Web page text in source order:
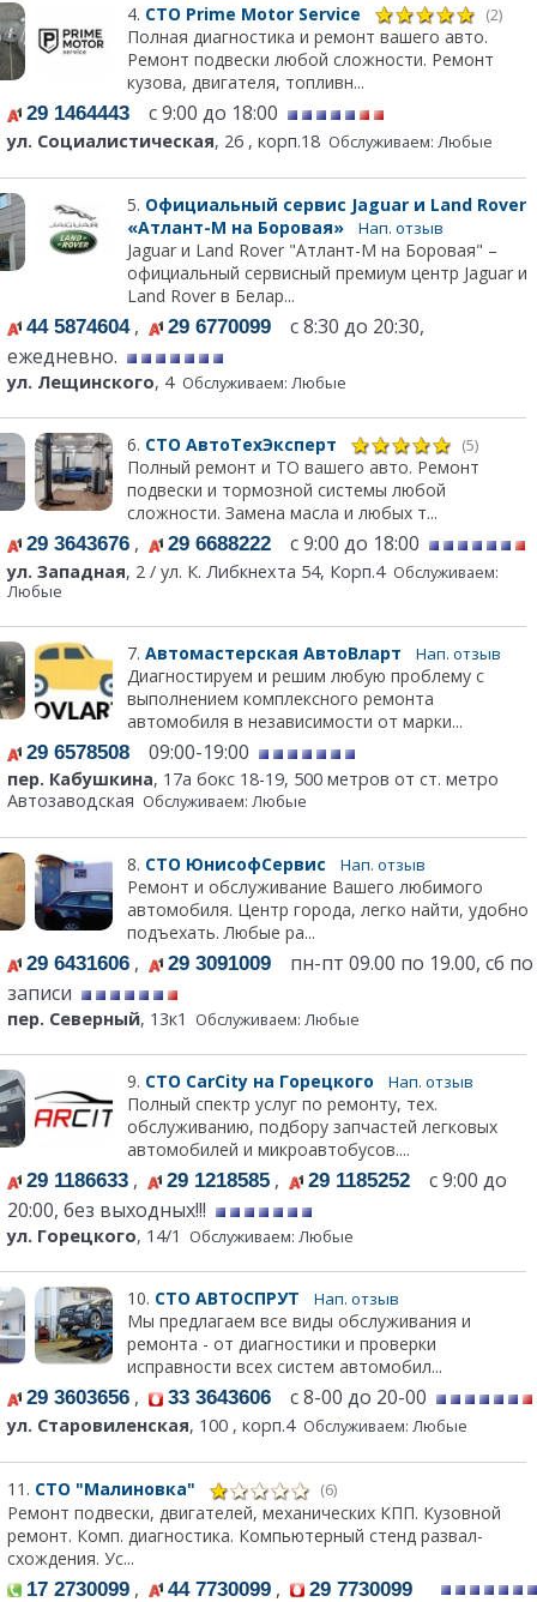
4. СТО Prime Motor Service (2)
Полная диагностика и ремонт вашего авто.
Ремонт подвески любой сложности. Ремонт
кузова, двигателя, топливн...
29 1464443 с 9:00 до 18:00
ул. Социалистическая, 26 , корп.18 Обслуживаем: Любые
5. Официальный сервис Jaguar и Land Rover
«Атлант-М на Боровая»
Нап. отзыв
Jaguar и Land Rover "Атлант-М на Боровая" –
официальный сервисный премиум центр Jaguar и
Land Rover в Белар...
44 5874604, 29 6770099 с 8:30 до 20:30,
ежедневно.
ул. Лещинского, 4 Обслуживаем: Любые
6. СТО АвтоТехЭксперт (5)
Полный ремонт и ТО вашего авто. Ремонт
подвески и тормозной системы любой
сложности. Замена масла и любых т...
29 3643676 , 29 6688222 с 9:00 до 18:00
ул. Западная, 2 / ул. К. Либкнехта 54, Корп.4 Обслуживаем:
Любые
7. Автомастерская АвтоВларт Нап. отзыв
Диагностируем и решим любую проблему с
выполнением комплексного ремонта
автомобиля в независимости от марки...
29 6578508 09:00-19:00
пер. Кабушкина, 17а бокс 18-19, 500 метров от ст. метро
Автозаводская Обслуживаем: Любые
8. СТО ЮнисофСервис Нап. отзыв
Ремонт и обслуживание Вашего любимого
автомобиля. Центр города, легко найти, удобно
подъехать. Любые ра...
29 6431606 , 29 3091009 пн-пт 09.00 по 19.00, сб по
записи
пер. Северный, 13к1 Обслуживаем: Любые
9. СТО CarCity на Горецкого Нап. отзыв
Полный спектр услуг по ремонту, тех.
обслуживанию, подбору запчастей легковых
автомобилей и микроавтобусов....
29 1186633 , 29 1218585 , 29 1185252 с 9:00 до
20:00, без выходных!!!
ул. Горецкого, 14/1 Обслуживаем: Любые
10. СТО АВТОСПРУТ Нап. отзыв
Мы предлагаем все виды обслуживания и
ремонта - от диагностики и проверки
исправности всех систем автомобил...
29 3603656 , 33 3643606 с 8-00 до 20-00
ул. Старовиленская, 100 , корп.4 Обслуживаем: Любые
11. СТО "Малиновка" (6)
Ремонт подвески, двигателей, механических КПП. Кузовной
ремонт. Комп. диагностика. Компьютерный стенд развал-
схождения. Ус...
17 2730099 , 44 7730099 ,
29 7730099